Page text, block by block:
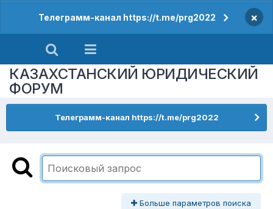
Телеграмм-канал https://t.me/prg2022 ×
КАЗАХСТАНСКИЙ ЮРИДИЧЕСКИЙ
ФОРУМ
Телеграмм-канал https://t.me/prg2022
Больше параметров поиска